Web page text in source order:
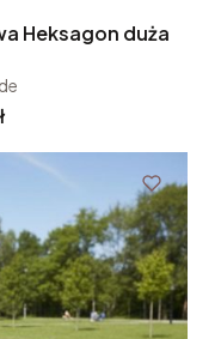
Heksagon duża